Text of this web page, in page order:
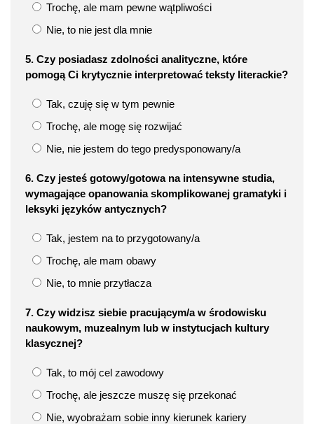
Trochę, ale mam pewne wątpliwości
Nie, to nie jest dla mnie
5. Czy posiadasz zdolności analityczne, które
pomogą Ci krytycznie interpretować teksty literackie?
Tak, czuję się w tym pewnie
Trochę, ale mogę się rozwijać
Nie, nie jestem do tego predysponowany/a
6. Czy jesteś gotowy/gotowa na intensywne studia,
wymagające opanowania skomplikowanej gramatyki i
leksyki języków antycznych?
Tak, jestem na to przygotowany/a
Trochę, ale mam obawy
Nie, to mnie przytłacza
7. Czy widzisz siebie pracującym/a w środowisku
naukowym, muzealnym lub w instytucjach kultury
klasycznej?
Tak, to mój cel zawodowy
Trochę, ale jeszcze muszę się przekonać
Nie, wyobrażam sobie inny kierunek kariery